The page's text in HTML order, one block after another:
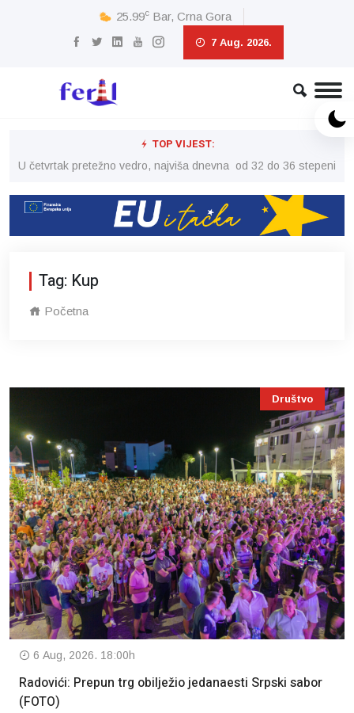
25.99c Bar, Crna Gora
7 Aug. 2026.
TOP VIJEST:
U četvrtak pretežno vedro, najviša dnevna od 32 do 36 stepeni
Tag: Kup
Početna
Društvo
6 Aug, 2026. 18:00h
Radovići: Prepun trg obilježio jedanaesti Srpski sabor
(FOTO)